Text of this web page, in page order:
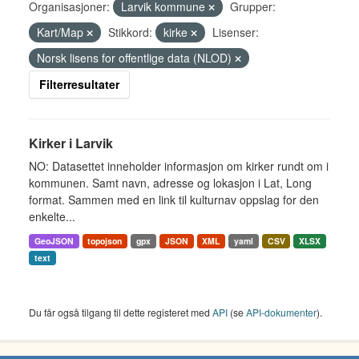
Organisasjoner:
Larvik kommune
Grupper:
Kart/Map
Stikkord: kirke
Lisenser:
Norsk lisens for offentlige data (NLOD)
Filterresultater
Kirker i Larvik
NO: Datasettet inneholder informasjon om kirker rundt om i
kommunen. Samt navn, adresse og lokasjon i Lat, Long
format. Sammen med en link til kulturnav oppslag for den
enkelte...
GeoJSON topojson gpx JSON XML yaml CSV
XLSX
text
Du får også tilgang til dette registeret med API (seAPI-dokumenter).